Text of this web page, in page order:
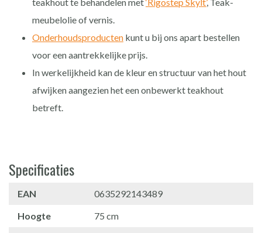
meubelolie of vernis.
Onderhoudsproducten kunt u bij ons apart bestellen
voor een aantrekkelijke prijs.
In werkelijkheid kan de kleur en structuur van het hout
afwijken aangezien het een onbewerkt teakhout
betreft.
Specificaties
EAN
0635292143489
Hoogte
75 cm